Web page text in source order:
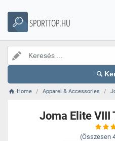
SPORTTOP.HU
Home Apparel & Accessories
Joma Elite VIII
(Összesen